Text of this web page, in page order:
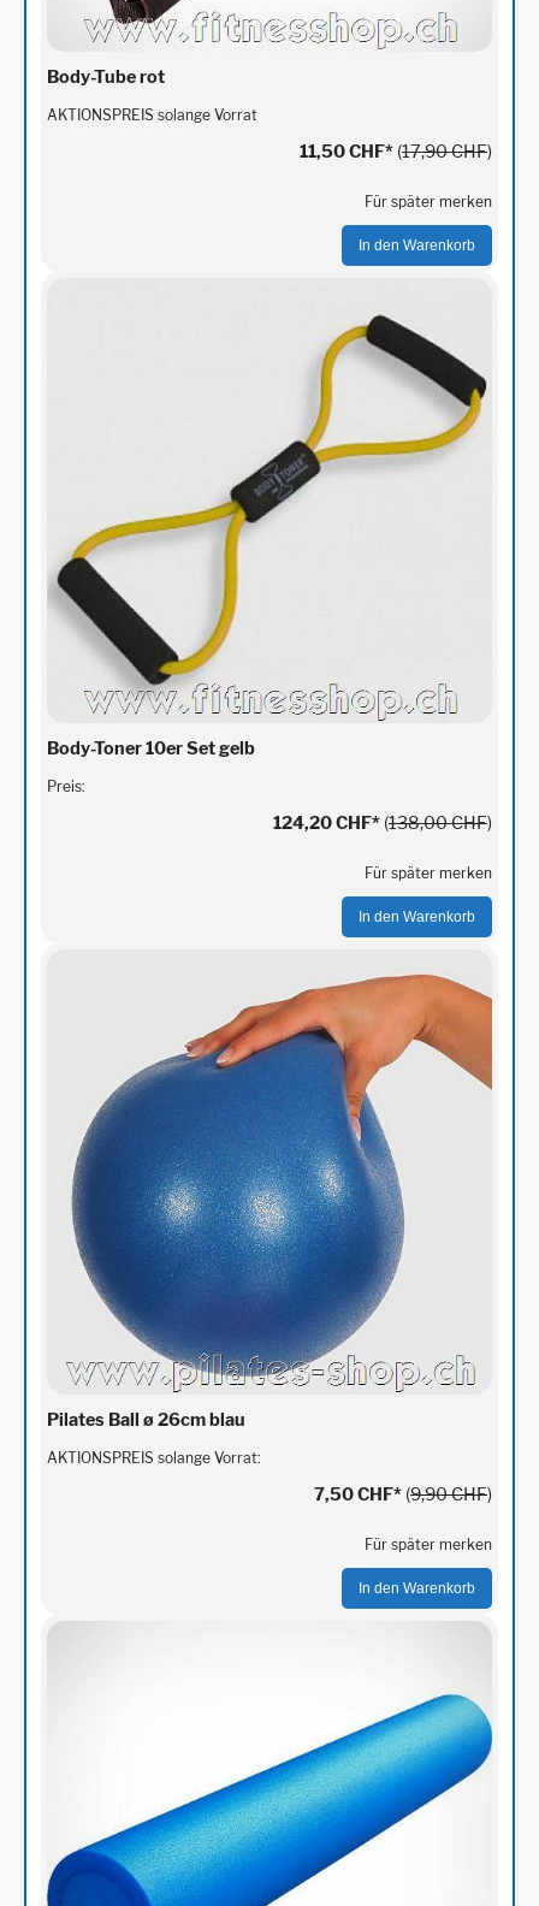
Body-Tube rot
AKTIONSPREIS solange Vorrat
11,50 CHF* (17,90 CHF)
Für später merken
In den Warenkorb
Body-Toner 10er Set gelb
Preis:
124,20 CHF* (138,00 CHF)
Für später merken
In den Warenkorb
Pilates Ball ø 26cm blau
AKTIONSPREIS solange Vorrat:
7,50 CHF* (9,90 CHF)
Für später merken
In den Warenkorb